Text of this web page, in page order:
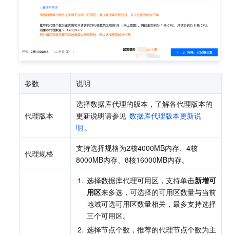
参数 说明
代理版本
选择数据库代理的版本，了解各代理版本的
更新说明请参见 数据库代理版本更新说
明 。
代理规格
支持选择规格为2核4000MB内存、4核
8000MB内存、8核16000MB内存。
1. 选择数据库代理可用区，支持单击新增可
用区来多选，可选择的可用区数量与当前
地域可选可用区数量相关，最多支持选择
三个可用区。
2. 选择节点个数，推荐的代理节点个数为主